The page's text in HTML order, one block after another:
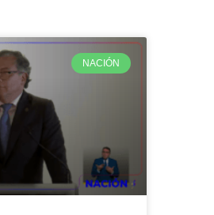
NACIÓN